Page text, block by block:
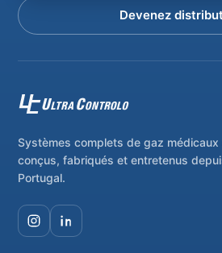
Devenez
Systèmes complets de gaz
conçus, fabriqués et entretenus
Portugal.